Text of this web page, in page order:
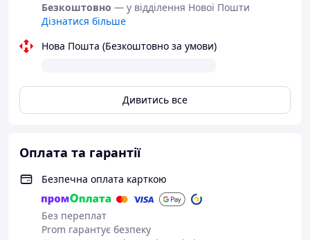
Безкоштовно — у відділення Нової Пошти
Дізнатися більше
Нова Пошта (Безкоштовно за умови)
Дивитись все
Оплата та гарантії
Безпечна оплата карткою
Без переплат
Prom гарантує безпеку